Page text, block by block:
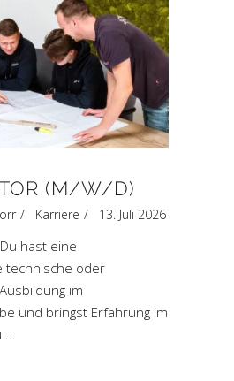
(M/W/D)
Karriere 13. Juli 2026
hast eine
technische oder
im
und bringst Erfahrung im